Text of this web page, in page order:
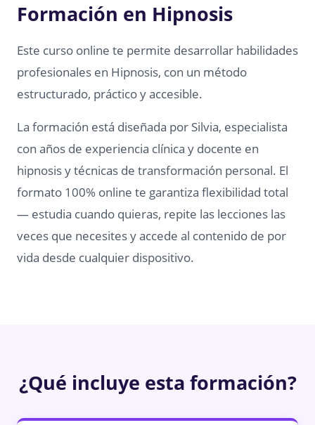
Formación en Hipnosis
Este curso online te permite desarrollar habilidades
profesionales en Hipnosis, con un método
estructurado, práctico y accesible.
La formación está diseñada por Silvia, especialista
con años de experiencia clínica y docente en
hipnosis y técnicas de transformación personal. El
formato 100% online te garantiza flexibilidad total
— estudia cuando quieras, repite las lecciones las
veces que necesites y accede al contenido de por
vida desde cualquier dispositivo.
¿Qué incluye esta formación?